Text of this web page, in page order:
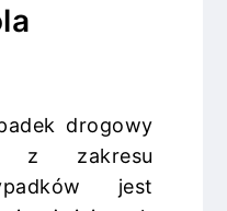
drogowy
z zakresu
jest